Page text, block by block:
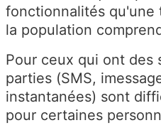
fonctionnalités
la population
Pour ceux qui ont des
parties (SMS,
instantanées) sont
pour certaines